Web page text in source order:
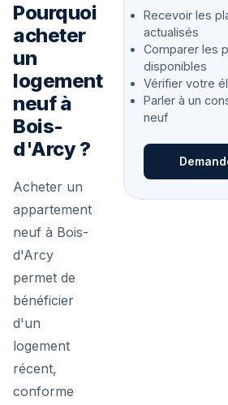
Pourquoi
acheter
un
logement
neuf à
Bois-
d'Arcy ?
Acheter un
appartement
neuf à Bois-
d'Arcy
permet de
bénéficier
d'un
logement
récent,
conforme
Recevoir les
actualisés
Comparer les
disponibles
Vérifier votre
Parler à un
neuf